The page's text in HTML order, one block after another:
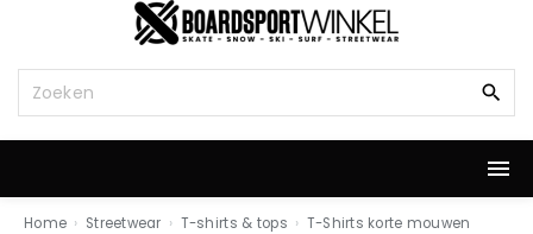
r
e
k
a
Home › Streetwear › T-shirts & tops › T-Shirts korte mouwen